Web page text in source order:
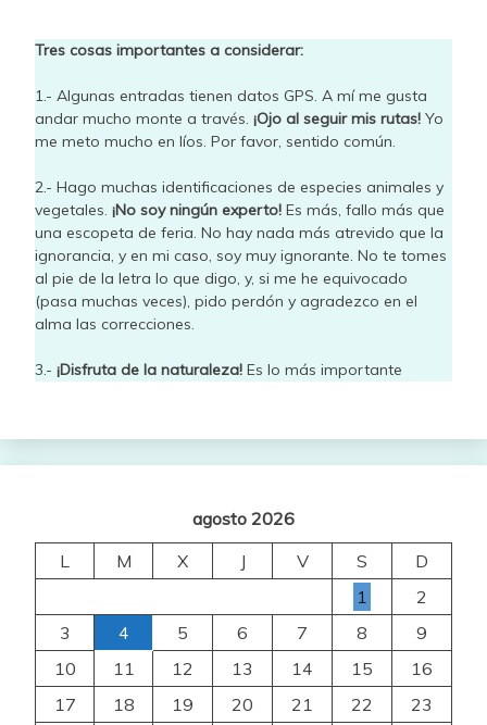
Tres cosas importantes a considerar:
1.- Algunas entradas tienen datos GPS. A mí me gusta
andar mucho monte a través. ¡Ojo al seguir mis rutas! Yo
me meto mucho en líos. Por favor, sentido común.
2.- Hago muchas identificaciones de especies animales y
vegetales. ¡No soy ningún experto! Es más, fallo más que
una escopeta de feria. No hay nada más atrevido que la
ignorancia, y en mi caso, soy muy ignorante. No te tomes
al pie de la letra lo que digo, y, si me he equivocado
(pasa muchas veces), pido perdón y agradezco en el
alma las correcciones.
3.- ¡Disfruta de la naturaleza! Es lo más importante
agosto 2026
L
M X J V S
D
1
2
3
4 5 6 7 8
9
10
11 12 13 14 15
16
17
18 19 20 21 22
23